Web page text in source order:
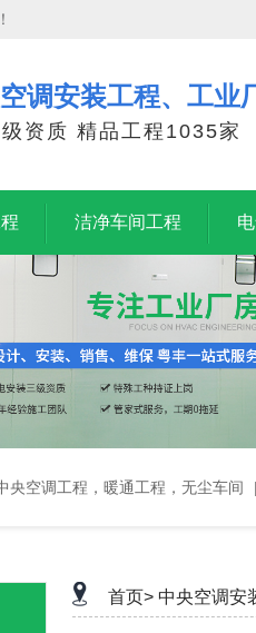
调安装工程、工业
资质 精品工程1035家
洁净车间工程
央空调工程，暖通工程，无尘车间
首页> 中央空调安